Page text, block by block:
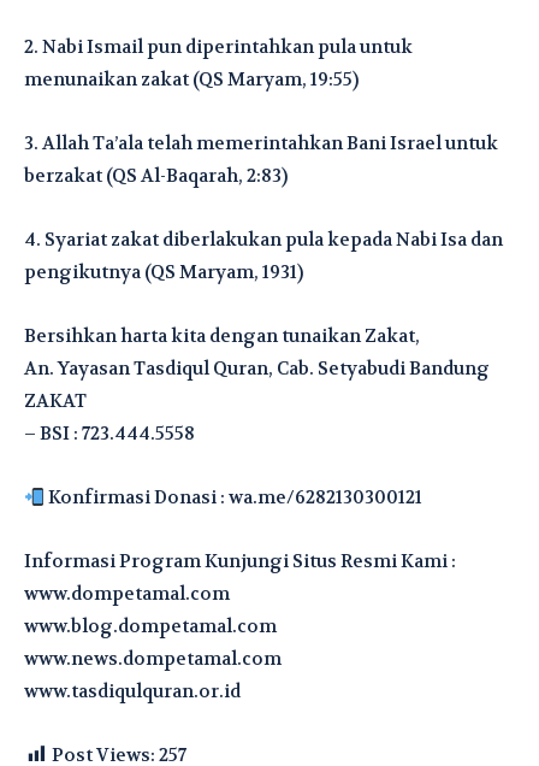
2. Nabi Ismail pun diperintahkan pula untuk
menunaikan zakat (QS Maryam, 19:55)
3. Allah Ta’ala telah memerintahkan Bani Israel untuk
berzakat (QS Al-Baqarah, 2:83)
4. Syariat zakat diberlakukan pula kepada Nabi Isa dan
pengikutnya (QS Maryam, 1931)
Bersihkan harta kita dengan tunaikan Zakat,
An. Yayasan Tasdiqul Quran, Cab. Setyabudi Bandung
ZAKAT
– BSI : 723.444.5558
Konfirmasi Donasi : wa.me/6282130300121
Informasi Program Kunjungi Situs Resmi Kami :
www.dompetamal.com
www.blog.dompetamal.com
www.news.dompetamal.com
www.tasdiqulquran.or.id
Post Views: 257